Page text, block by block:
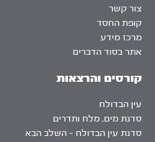
צור קשר
קופת החסד
מרכז מידע
אתר בסוד הדברים
קורסים והרצאות
עין הבדולח
סדנת מים, מלח ותדרים
סדנת עין הבדולח – השלב הבא